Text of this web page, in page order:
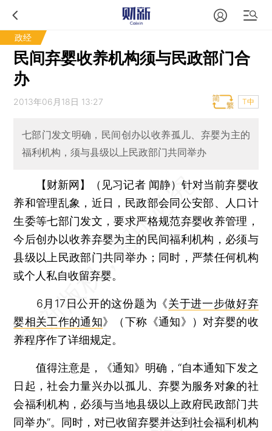
政经
民间弃婴收养机构须与民政部门合
办
2013年06月18日 13:27 T中
七部门发文明确，民间创办以收养孤儿、弃婴为主的
福利机构，须与县级以上民政部门共同举办
【财新网】（见习记者 闻静）针对当前弃婴收
养和管理乱象，近日，民政部会同公安部、人口计
生委等七部门发文，要求严格规范弃婴收养管理，
今后创办以收养弃婴为主的民间福利机构，必须与
县级以上民政部门共同举办；同时，严禁任何机构
或个人私自收留弃婴。
6月17日公开的这份题为《关于进一步做好弃
婴相关工作的通知》（下称《通知》）对弃婴的收
养程序作了详细规定。
值得注意是，《通知》明确，“自本通知下发之
日起，社会力量兴办以孤儿、弃婴为服务对象的社
会福利机构，必须与当地县级以上政府民政部门共
同举办”。同时，对已收留弃婴并达到社会福利机构